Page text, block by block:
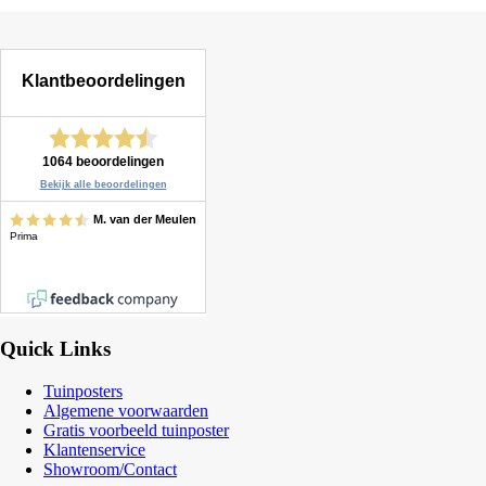
Quick Links
Tuinposters
Algemene voorwaarden
Gratis voorbeeld tuinposter
Klantenservice
Showroom/Contact